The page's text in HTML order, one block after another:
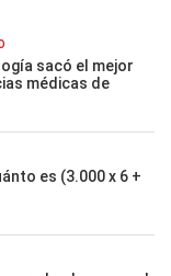
sacó el mejor
médicas de
es (3.000 x 6 +